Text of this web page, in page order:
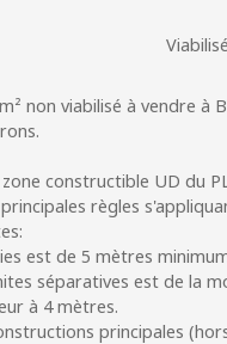
Viabilisé
non viabilisé à vendre à
constructible UD du
règles
est de 5 mètres
séparatives est de la
à 4 mètres.
principales